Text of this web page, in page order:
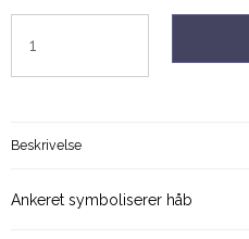
Beskrivelse
Ankeret symboliserer håb